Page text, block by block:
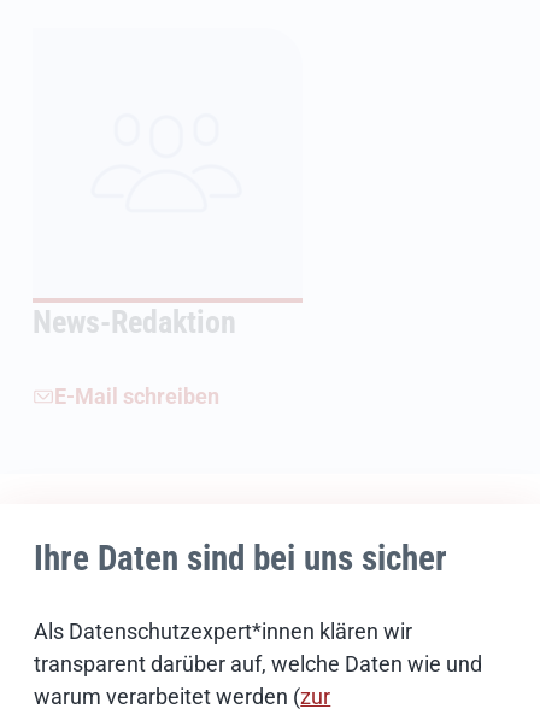
Ihre Daten sind bei uns sicher
Als Datenschutzexpert*innen klären wir
transparent darüber auf, welche Daten wie und
warum verarbeitet werden (zur
News-Redaktion
E-Mail schreiben
Bildnachweise
Schwerpunktthemen